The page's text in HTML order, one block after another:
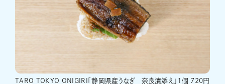
TARO TOKYO ONIGIRI「静岡県産うなぎ 奈良漬添え」１個 720円